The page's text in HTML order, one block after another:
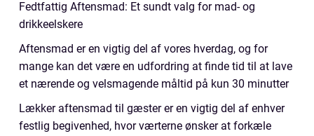
Fedtfattig Aftensmad: Et sundt valg for mad- og
drikkeelskere
Aftensmad er en vigtig del af vores hverdag, og for
mange kan det være en udfordring at finde tid til at lave
et nærende og velsmagende måltid på kun 30 minutter
Lækker aftensmad til gæster er en vigtig del af enhver
festlig begivenhed, hvor værterne ønsker at forkæle